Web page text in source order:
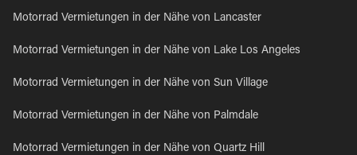
Motorrad Vermietungen in der Nähe von Lancaster
Motorrad Vermietungen in der Nähe von Lake Los Angeles
Motorrad Vermietungen in der Nähe von Sun Village
Motorrad Vermietungen in der Nähe von Palmdale
Motorrad Vermietungen in der Nähe von Quartz Hill